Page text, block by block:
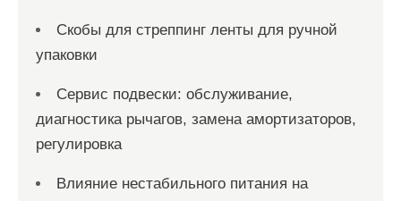
Скобы для стреппинг ленты для ручной
упаковки
Сервис подвески: обслуживание,
диагностика рычагов, замена амортизаторов,
регулировка
Влияние нестабильного питания на